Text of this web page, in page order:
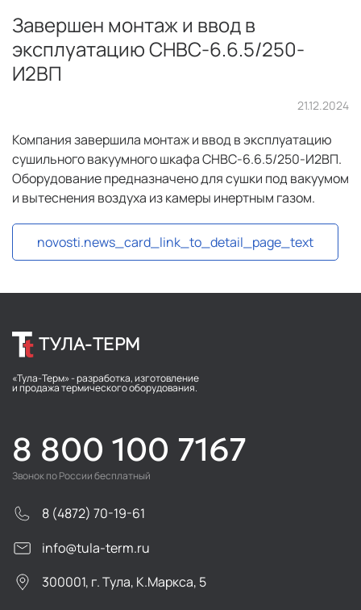
Завершен монтаж и ввод в
эксплуатацию СНВС-6.6.5/250-
И2ВП
21.12.2024
Компания завершила монтаж и ввод в эксплуатацию
сушильного вакуумного шкафа СНВС-6.6.5/250-И2ВП.
Оборудование предназначено для сушки под вакуумом
и вытеснения воздуха из камеры инертным газом.
novosti.news_card_link_to_detail_page_text
ТУЛА-ТЕРМ
«Тула-Терм» - разработка, изготовление
и продажа термического оборудования.
8 800 100 7167
Звонок по России бесплатный
8 (4872) 70-19-61
info@tula-term.ru
300001, г. Тула, К.Маркса, 5